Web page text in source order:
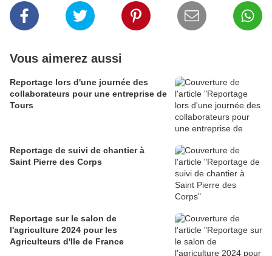
Vous aimerez aussi
Reportage lors d'une journée des
collaborateurs pour une entreprise de
Tours
Reportage de suivi de chantier à
Saint Pierre des Corps
Reportage sur le salon de
l'agriculture 2024 pour les
Agriculteurs d'Ile de France